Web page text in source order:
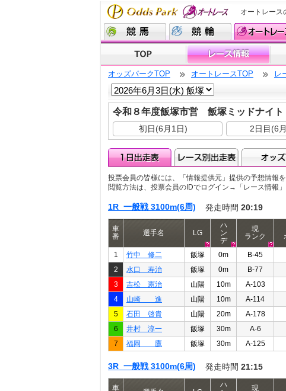
オートレース
オッズパークTOP オートレースTOP レ
令和８年度飯塚市営 飯塚ミッドナイ
初日(6月1日) 2日目(6
投票会員の皆様には、「情報提供元」提供の予想情報を
閲覧方法は、投票会員のIDでログイン→「レース情報
1R 一般戦 3100m(6周) 発走時間 20:19
車
番
選手名 LG
ハ
ン
デ
現
ランク
1 竹中 修二 飯塚 0m B-45
2 水口 寿治 飯塚 0m B-77
3 吉松 憲治 山陽 10m A-103
4 山崎 進 山陽 10m A-114
5 石田 啓貴 山陽 20m A-178
6 井村 淳一 飯塚 30m A-6
7 福岡 鷹 飯塚 30m A-125
3R 一般戦 3100m(6周) 発走時間 21:15
車
ハ
現